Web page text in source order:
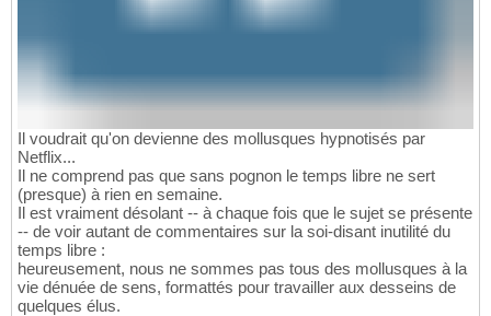
Il voudrait qu'on devienne des mollusques hypnotisés par
Netflix...
Il ne comprend pas que sans pognon le temps libre ne sert
(presque) à rien en semaine.
Il est vraiment désolant -- à chaque fois que le sujet se présente
-- de voir autant de commentaires sur la soi-disant inutilité du
temps libre :
heureusement, nous ne sommes pas tous des mollusques à la
vie dénuée de sens, formattés pour travailler aux desseins de
quelques élus.